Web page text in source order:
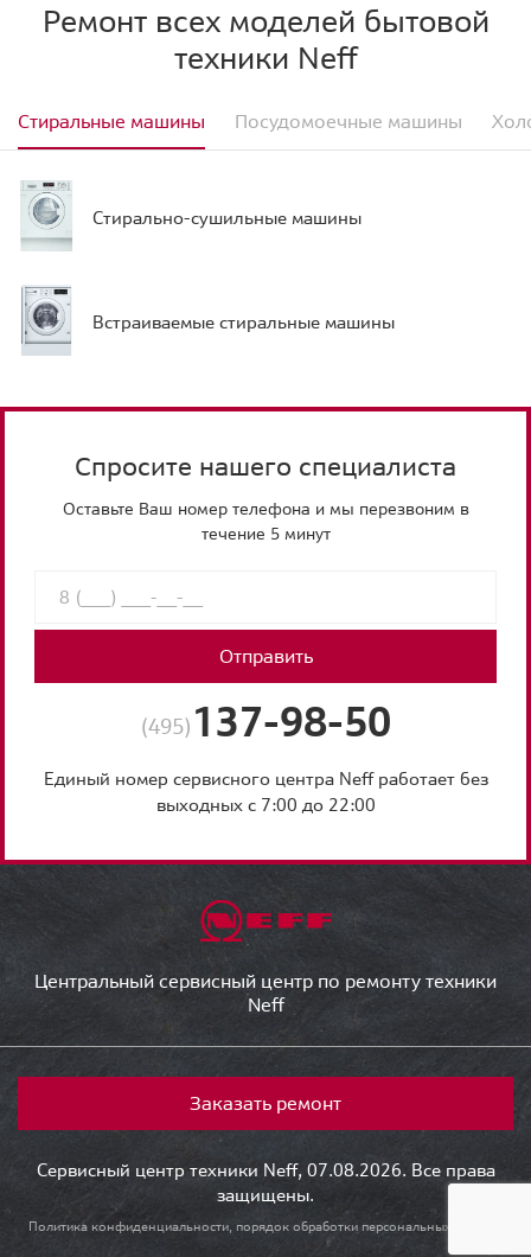
Ремонт всех моделей бытовой
техники Neff
Стиральные машины Посудомоечные машины
Стирально-сушильные машины
Встраиваемые стиральные машины
Спросите нашего специалиста
Оставьте Ваш номер телефона и мы перезвоним в
течение 5 минут
Отправить
(495) 137-98-50
Единый номер сервисного центра Neff работает без
выходных с 7:00 до 22:00
Центральный сервисный центр по ремонту техники
Neff
Заказать ремонт
Сервисный центр техники Neff, 07.08.2026. Все права
защищены.
Политика конфиденциальности, порядок обработки персональных данных